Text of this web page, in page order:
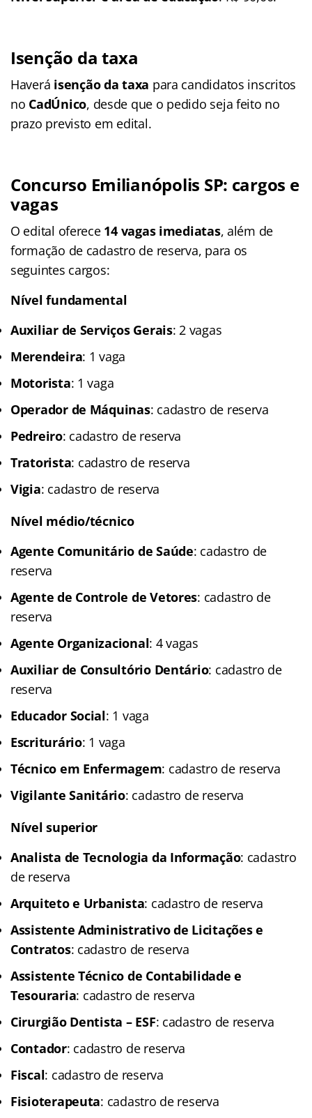
Isenção da taxa
Haverá isenção da taxa para candidatos inscritos
no CadÚnico, desde que o pedido seja feito no
prazo previsto em edital.
Concurso Emilianópolis SP: cargos e
vagas
O edital oferece 14 vagas imediatas, além de
formação de cadastro de reserva, para os
seguintes cargos:
Nível fundamental
Auxiliar de Serviços Gerais: 2 vagas
Merendeira: 1 vaga
Motorista: 1 vaga
Operador de Máquinas: cadastro de reserva
Pedreiro: cadastro de reserva
Tratorista: cadastro de reserva
Vigia: cadastro de reserva
Nível médio/técnico
Agente Comunitário de Saúde: cadastro de
reserva
Agente de Controle de Vetores: cadastro de
reserva
Agente Organizacional: 4 vagas
Auxiliar de Consultório Dentário: cadastro de
reserva
Educador Social: 1 vaga
Escriturário: 1 vaga
Técnico em Enfermagem: cadastro de reserva
Vigilante Sanitário: cadastro de reserva
Nível superior
Analista de Tecnologia da Informação: cadastro
de reserva
Arquiteto e Urbanista: cadastro de reserva
Assistente Administrativo de Licitações e
Contratos: cadastro de reserva
Assistente Técnico de Contabilidade e
Tesouraria: cadastro de reserva
Cirurgião Dentista – ESF: cadastro de reserva
Contador: cadastro de reserva
Fiscal: cadastro de reserva
Fisioterapeuta: cadastro de reserva